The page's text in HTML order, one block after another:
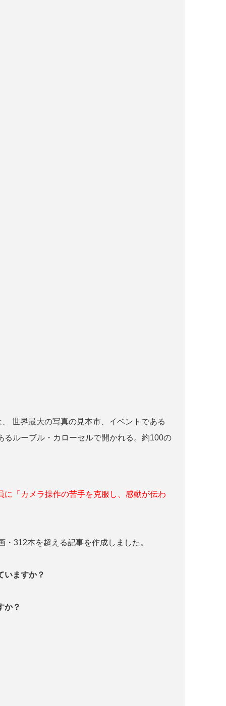
世界最大の写真の見本市、イベントである
ルーブル・カローセルで開かれる。約100の
「カメラ操作の苦手を克服し、感動が伝わ
312本を超える記事を作成しました。
いますか？
か？